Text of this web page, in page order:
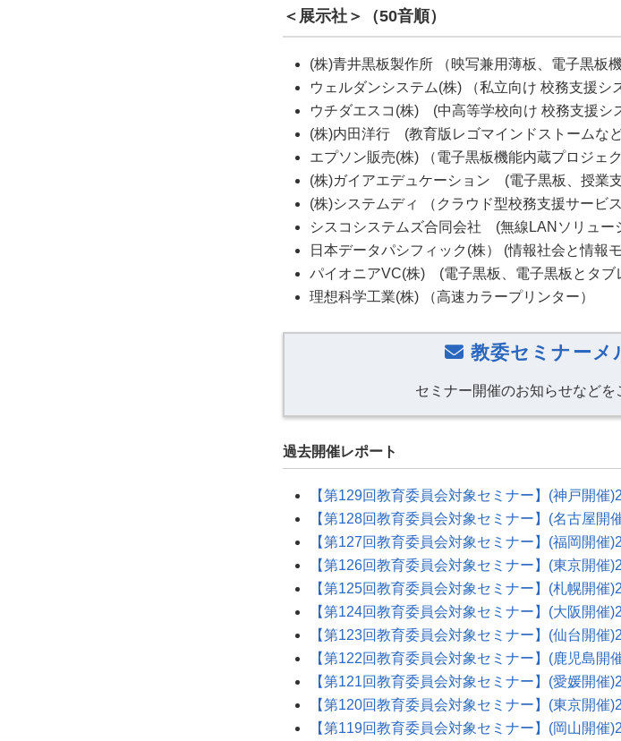
＜展示社＞（50音順）
(株)青井黒板製作所 （映写兼用薄板、電子黒板
ウェルダンシステム(株) （私立向け 校務支援シ
ウチダエスコ(株) (中高等学校向け 校務支援シ
(株)内田洋行 (教育版レゴマインドストームなど
エプソン販売(株) （電子黒板機能内蔵プロジェ
(株)ガイアエデュケーション (電子黒板、授業
(株)システムディ （クラウド型校務支援サービス
シスコシステムズ合同会社 (無線LANソリュー
日本データパシフィック(株） (情報社会と情報
パイオニアVC(株) (電子黒板、電子黒板とタブ
理想科学工業(株) （高速カラープリンター）
教委セミナーメ
セミナー開催のお知らせなどを
過去開催レポート
【第129回教育委員会対象セミナー】(神戸開催
【第128回教育委員会対象セミナー】(名古屋開
【第127回教育委員会対象セミナー】(福岡開催
【第126回教育委員会対象セミナー】(東京開催
【第125回教育委員会対象セミナー】(札幌開催
【第124回教育委員会対象セミナー】(大阪開催
【第123回教育委員会対象セミナー】(仙台開催
【第122回教育委員会対象セミナー】(鹿児島開
【第121回教育委員会対象セミナー】(愛媛開催
【第120回教育委員会対象セミナー】(東京開催
【第119回教育委員会対象セミナー】(岡山開催